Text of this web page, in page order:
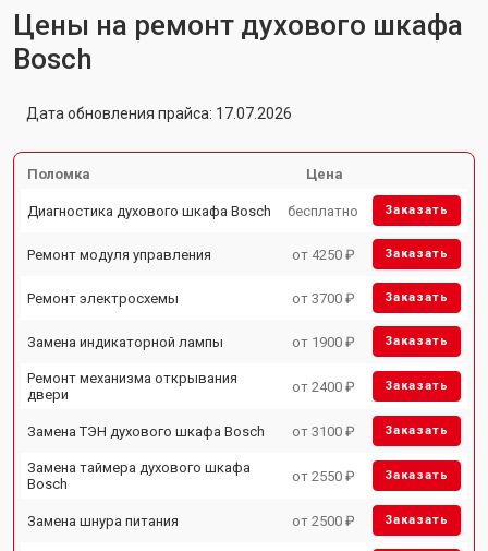
Цены на ремонт духового шкафа
Bosch
Дата обновления прайса: 17.07.2026
Поломка Цена
Диагностика духового шкафа Bosch бесплатно Заказать
Ремонт модуля управления от 4250 ₽ Заказать
Ремонт электросхемы от 3700 ₽ Заказать
Замена индикаторной лампы от 1900 ₽ Заказать
Ремонт механизма открывания
двери
от 2400 ₽ Заказать
Замена ТЭН духового шкафа Bosch от 3100 ₽ Заказать
Замена таймера духового шкафа
Bosch
от 2550 ₽ Заказать
Замена шнура питания от 2500 ₽ Заказать